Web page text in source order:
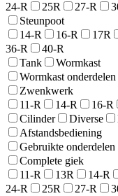
24-R
25R 27-R
Steunpoot
14-R
16-R 17R
36-R
40-R
Tank
Wormkast
Wormkast onderdelen
Zwenkwerk
11-R
14-R 16-R
Cilinder
Diverse
Afstandsbediening
Gebruikte onderdelen
Complete giek
11-R
13R 14-R
24-R
25R 27-R